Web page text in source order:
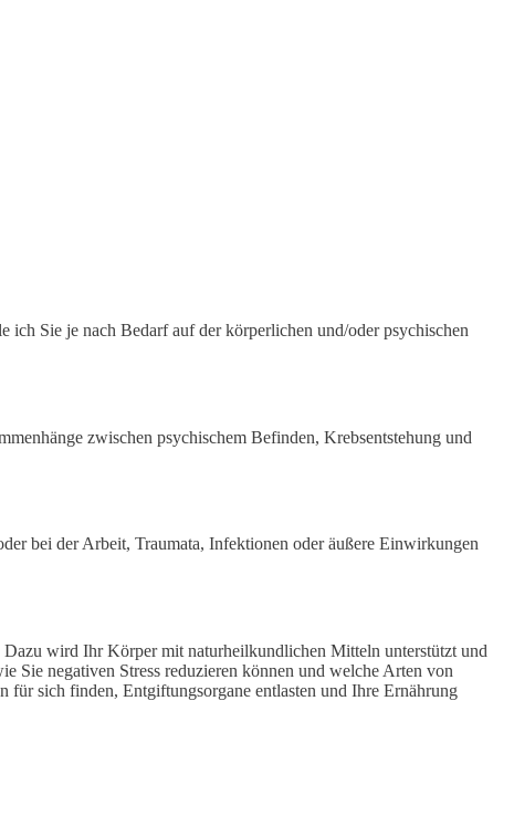
Sie je nach Bedarf auf der körperlichen und/oder psychischen
zwischen psychischem Befinden, Krebsentstehung und
bei der Arbeit, Traumata, Infektionen oder äußere Einwirkungen
wird Ihr Körper mit naturheilkundlichen Mitteln unterstützt und
Sie negativen Stress reduzieren können und welche Arten von
sich finden, Entgiftungsorgane entlasten und Ihre Ernährung